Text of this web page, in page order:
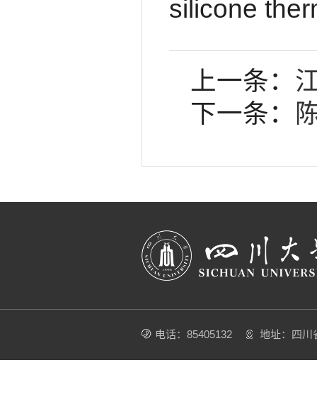
silicone
上一条：
下一条：
电话：85405132 地址：四川